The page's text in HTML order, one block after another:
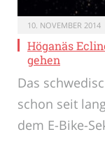
10. NOVEMBER 2014
Höganäs
gehen
Das
schon seit
dem E-Bike-